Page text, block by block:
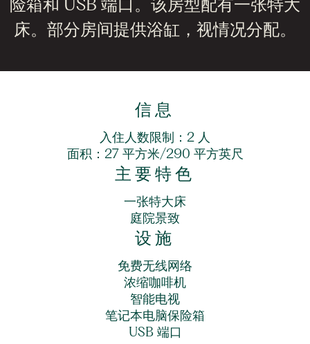
险箱和 USB 端口。该房型配有一张特大
床。部分房间提供浴缸，视情况分配。
信息
入住人数限制：2 人
面积：27 平方米/290 平方英尺
主要特色
一张特大床
庭院景致
设施
免费无线网络
浓缩咖啡机
智能电视
笔记本电脑保险箱
USB 端口